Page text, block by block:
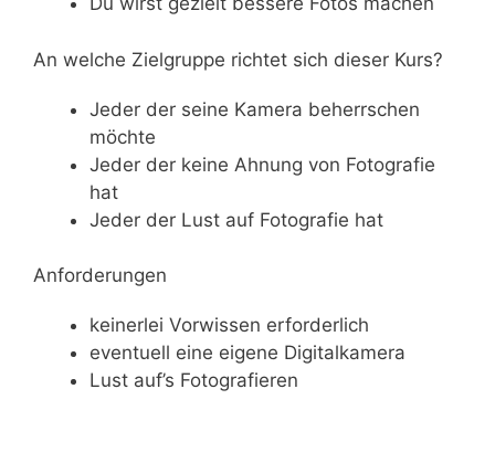
An welche Zielgruppe richtet sich dieser Kurs?
Jeder der seine Kamera beherrschen
möchte
Jeder der keine Ahnung von Fotografie
hat
Jeder der Lust auf Fotografie hat
Anforderungen
keinerlei Vorwissen erforderlich
eventuell eine eigene Digitalkamera
Lust auf’s Fotografieren